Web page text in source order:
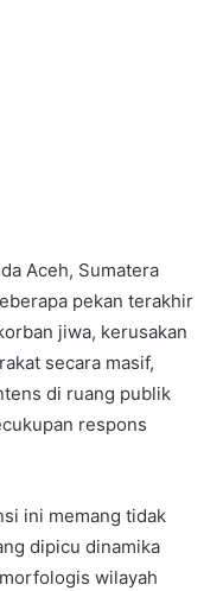
Aceh, Sumatera
pekan terakhir
jiwa, kerusakan
secara masif,
di ruang publik
respons
ini memang tidak
dipicu dinamika
wilayah